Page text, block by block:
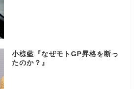
小椋藍『なぜモトGP昇格を断っ
たのか？』